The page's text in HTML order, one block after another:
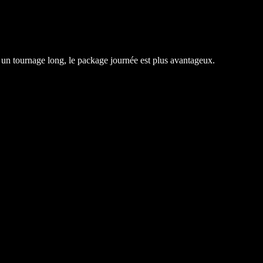
tournage long, le package journée est plus avantageux.